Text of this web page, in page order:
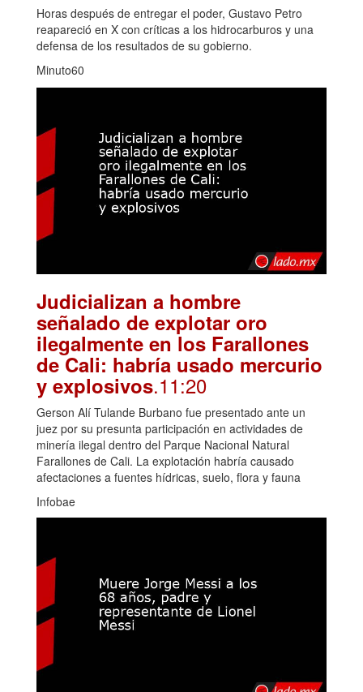
Horas después de entregar el poder, Gustavo Petro
reapareció en X con críticas a los hidrocarburos y una
defensa de los resultados de su gobierno.
Minuto60
Judicializan a hombre
señalado de explotar oro
ilegalmente en los Farallones
de Cali: habría usado mercurio
y explosivos.11:20
Gerson Alí Tulande Burbano fue presentado ante un
juez por su presunta participación en actividades de
minería ilegal dentro del Parque Nacional Natural
Farallones de Cali. La explotación habría causado
afectaciones a fuentes hídricas, suelo, flora y fauna
Infobae